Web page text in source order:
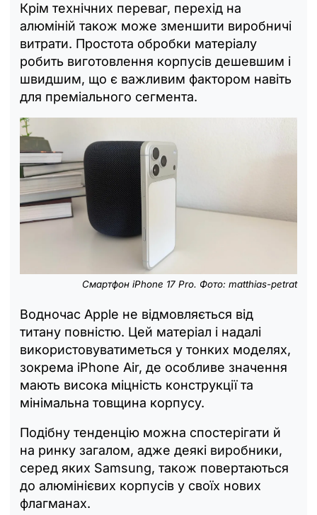
Крім технічних переваг, перехід на
алюміній також може зменшити виробничі
витрати. Простота обробки матеріалу
робить виготовлення корпусів дешевшим і
швидшим, що є важливим фактором навіть
для преміального сегмента.
Смартфон iPhone 17 Pro. Фото: matthias-petrat
Водночас Apple не відмовляється від
титану повністю. Цей матеріал і надалі
використовуватиметься у тонких моделях,
зокрема iPhone Air, де особливе значення
мають висока міцність конструкції та
мінімальна товщина корпусу.
Подібну тенденцію можна спостерігати й
на ринку загалом, адже деякі виробники,
серед яких Samsung, також повертаються
до алюмінієвих корпусів у своїх нових
флагманах.